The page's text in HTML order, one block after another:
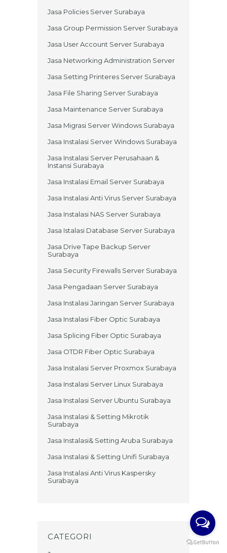
Jasa Policies Server Surabaya
Jasa Group Permission Server Surabaya
Jasa User Account Server Surabaya
Jasa Networking Administration Server
Jasa Setting Printeres Server Surabaya
Jasa File Sharing Server Surabaya
Jasa Maintenance Server Surabaya
Jasa Migrasi Server Windows Surabaya
Jasa Instalasi Server Windows Surabaya
Jasa Instalasi Server Perusahaan &
Instansi Surabaya
Jasa Instalasi Email Server Surabaya
Jasa Instalasi Anti Virus Server Surabaya
Jasa Instalasi NAS Server Surabaya
Jasa Istalasi Database Server Surabaya
Jasa Drive Tape Backup Server
Surabaya
Jasa Security Firewalls Server Surabaya
Jasa Pengadaan Server Surabaya
Jasa Instalasi Jaringan Server Surabaya
Jasa Instalasi Fiber Optic Surabaya
Jasa Splicing Fiber Optic Surabaya
Jasa OTDR Fiber Optic Surabaya
Jasa Instalasi Server Proxmox Surabaya
Jasa Instalasi Server Linux Surabaya
Jasa Instalasi Server Ubuntu Surabaya
Jasa Instalasi & Setting Mikrotik
Surabaya
Jasa Instalasi& Setting Aruba Surabaya
Jasa Instalasi & Setting Unifi Surabaya
Jasa Instalasi Anti Virus Kaspersky
Surabaya
CATEGORI